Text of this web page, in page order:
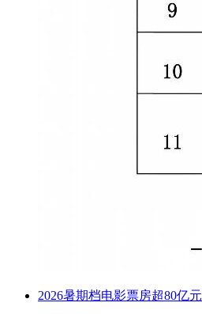
2026暑期档电影票房超80亿元